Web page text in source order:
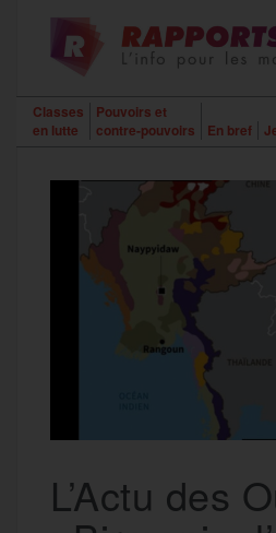
contenu
Classes
en lutte
Pouvoirs et
contre-pouvoirs
En bref
L’Actu des